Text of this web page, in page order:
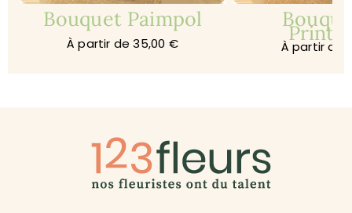
Bouquet Paimpol
À partir de 35,00 € À partir de